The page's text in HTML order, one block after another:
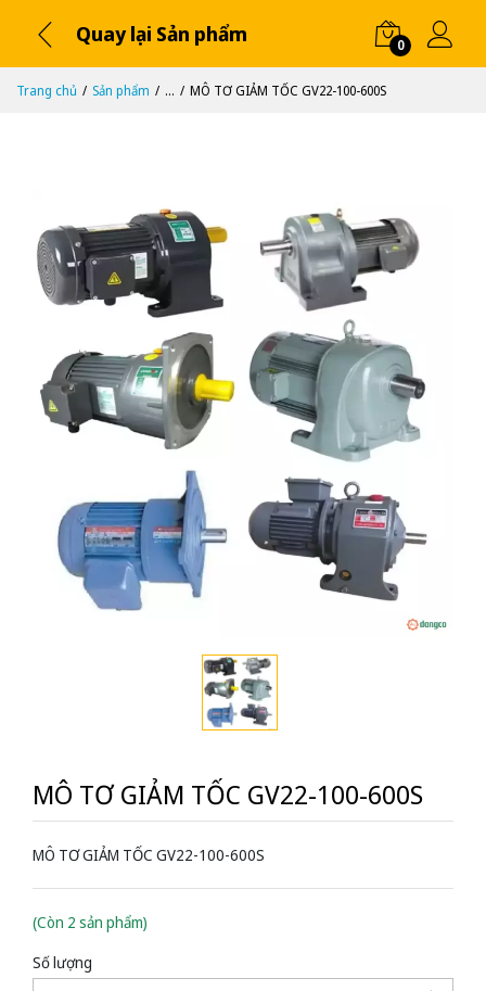
Quay lại Sản phẩm 0
Trang chủ Sản phẩm ... MÔ TƠ GIẢM TỐC GV22-100-600S
MÔ TƠ GIẢM TỐC GV22-100-600S
MÔ TƠ GIẢM TỐC GV22-100-600S
(Còn 2 sản phẩm)
Số lượng